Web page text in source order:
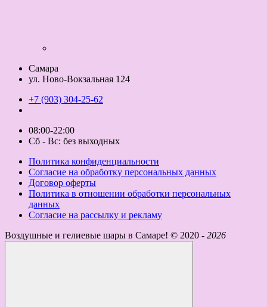
Самара
ул. Ново-Вокзальная 124
+7 (903) 304-25-62
08:00-22:00
Сб - Вс: без выходных
Политика конфиденциальности
Согласие на обработку персональных данных
Договор оферты
Политика в отношении обработки персональных
данных
Согласие на рассылку и рекламу
Воздушные и гелиевые шары в Самаре! © 2020 - 2026